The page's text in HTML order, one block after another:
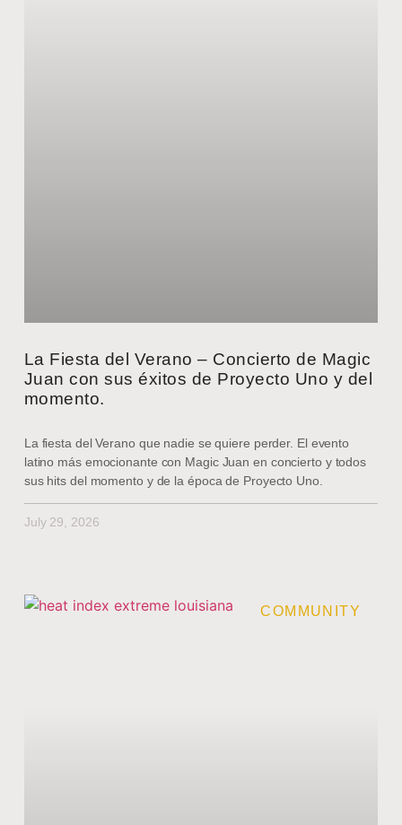
La Fiesta del Verano – Concierto de Magic
Juan con sus éxitos de Proyecto Uno y del
momento.
La fiesta del Verano que nadie se quiere perder. El evento
latino más emocionante con Magic Juan en concierto y todos
sus hits del momento y de la época de Proyecto Uno.
July 29, 2026
COMMUNITY